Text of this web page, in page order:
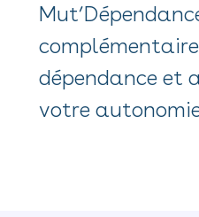
dépendance et
votre